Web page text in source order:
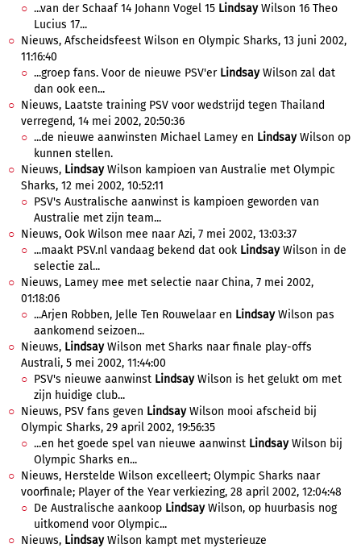
...van der Schaaf 14 Johann Vogel 15 LindsayWilson 16 Theo
Lucius 17...
Nieuws, Afscheidsfeest Wilson en Olympic Sharks, 13 juni 2002,
11:16:40
...groep fans. Voor de nieuwe PSV'er LindsayWilson zal dat
dan ook een...
Nieuws, Laatste training PSV voor wedstrijd tegen Thailand
verregend, 14 mei 2002, 20:50:36
...de nieuwe aanwinsten Michael Lamey en LindsayWilson op
kunnen stellen.
Nieuws, LindsayWilson kampioen van Australie met Olympic
Sharks, 12 mei 2002, 10:52:11
PSV's Australische aanwinst is kampioen geworden van
Australie met zijn team...
Nieuws, Ook Wilson mee naar Azi, 7 mei 2002, 13:03:37
...maakt PSV.nl vandaag bekend dat ook LindsayWilson in de
selectie zal...
Nieuws, Lamey mee met selectie naar China, 7 mei 2002,
01:18:06
...Arjen Robben, Jelle Ten Rouwelaar en LindsayWilson pas
aankomend seizoen...
Nieuws, LindsayWilson met Sharks naar finale play-offs
Australi, 5 mei 2002, 11:44:00
PSV's nieuwe aanwinst LindsayWilson is het gelukt om met
zijn huidige club...
Nieuws, PSV fans geven LindsayWilson mooi afscheid bij
Olympic Sharks, 29 april 2002, 19:56:35
...en het goede spel van nieuwe aanwinst LindsayWilson bij
Olympic Sharks en...
Nieuws, Herstelde Wilson excelleert; Olympic Sharks naar
voorfinale; Player of the Year verkiezing, 28 april 2002, 12:04:48
De Australische aankoop LindsayWilson, op huurbasis nog
uitkomend voor Olympic...
Nieuws, LindsayWilson kampt met mysterieuze